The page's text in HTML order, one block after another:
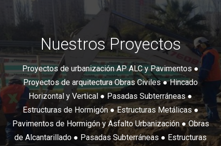
Nuestros Proyectos
Proyectos de urbanización AP ALC y Pavimentos ●
Proyectos de arquitectura Obras Civiles ● Hincado
Horizontal y Vertical ● Pasadas Subterráneas ●
Estructuras de Hormigón ● Estructuras Metálicas ●
Pavimentos de Hormigón y Asfalto Urbanización ● Obras
de Alcantarillado ● Pasadas Subterráneas ● Estructuras